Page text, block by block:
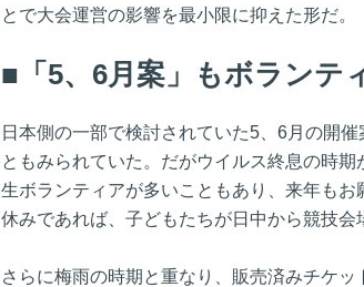
とで大会運営の影響を最小限に抑えた形だ。
「5、6月案」もボランテ
日本側の一部で検討されていた5、6月の開
ともみられていた。だがウイルス終息の時
生ボランティアが多いこともあり、来年も
休みであれば、子どもたちが日中から競技会
さらに梅雨の時期と重なり、販売済みチケ